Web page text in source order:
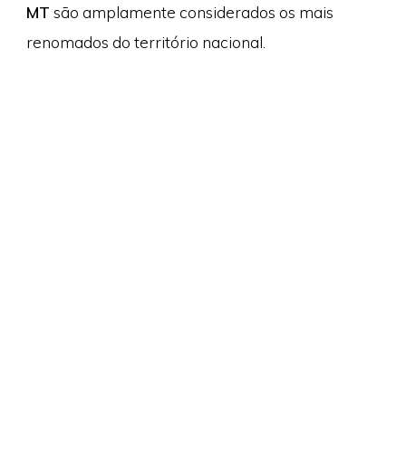
MT são amplamente considerados os mais
renomados do território nacional.